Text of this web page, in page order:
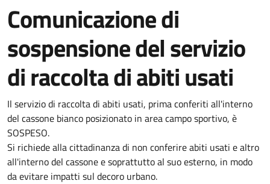
Comunicazione di
sospensione del servizio
di raccolta di abiti usati
Il servizio di raccolta di abiti usati, prima conferiti all'interno
del cassone bianco posizionato in area campo sportivo, è
SOSPESO.
Si richiede alla cittadinanza di non conferire abiti usati e altro
all'interno del cassone e soprattutto al suo esterno, in modo
da evitare impatti sul decoro urbano.